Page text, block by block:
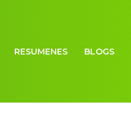
RESUMENES BLOGS